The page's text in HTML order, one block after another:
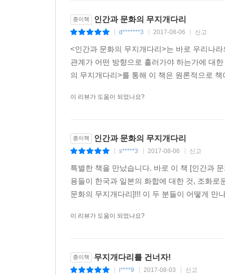
한편으로는 비뚤어진 애국심으로 분쟁을 부추
분개하고 휘둘리기보다는 이들이 전부의 목소리
이 책에서 제안하는 것처럼 서로가 열린 마음으
것이라는 기대를 한다.
- 이명섭 전 주일한국대사관 공사 -
“학교에서 인격 교육이 안 되고 있다는 말을 자주
것이 아니라 체득하는 것이다. 훌륭한 인격을 갖
교육자와 사상가가 말하려는 것이 그것이 아
권한다.”
- 50대 직장인 강○○ 씨 -
대한 소개를 통해 쉽고 재미있게 알려준다.”
“일본으로 여행을 간 적이 몇 번이나 있지만 한
일본이 서로를 더 많이 알게 된다면 동북아시아의
종이책 인간과 문화의 무지개다리
d*******3 2017-08-06 신고
<인간과 문화의 무지개다리>는 바로 우리나
관계가 어떤 방향으로 흘러가야 하는가에 대
의 무지개다리>를 통해 이 책은 원론적으로
이 리뷰가 도움이 되었나요?
종이책 인간과 문화의 무지개다리
s*****3 2017-08-06 신고
특별한 책을 만났습니다. 바로 이 책 [인간과
용들이 한국과 일본의 화합에 대한 것, 조화
문화의 무지개다리]!!! 이 두 분들이 어떻게 만
이 리뷰가 도움이 되었나요?
종이책 무지개다리를 건너자!
i****9 2017-08-03 신고